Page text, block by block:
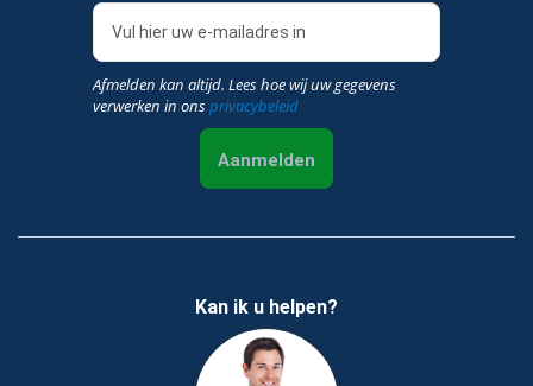
Afmelden kan altijd. Lees hoe wij uw gegevens
verwerken in onsprivacybeleid
Aanmelden
Kan ik u helpen?